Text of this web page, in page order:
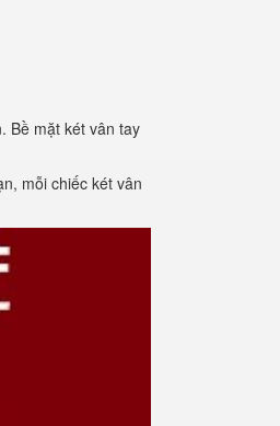
Bề mặt két vân tay
mỗi chiếc két vân